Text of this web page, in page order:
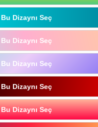
Bu Dizaynı Seç
Bu Dizaynı Seç
Bu Dizaynı Seç
Bu Dizaynı Seç
Bu Dizaynı Seç